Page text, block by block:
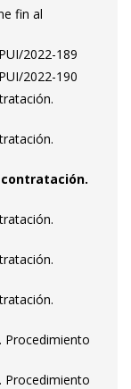
fin al
2022-189
2022-190
Procedimiento
Procedimiento